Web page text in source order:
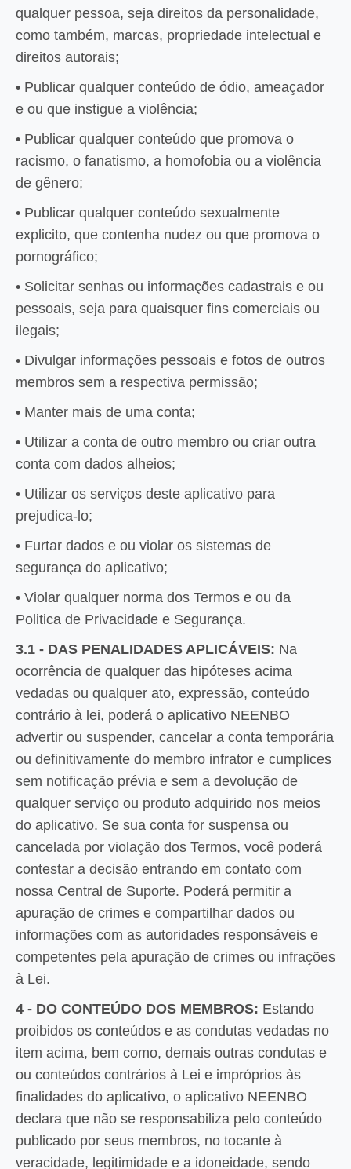
qualquer pessoa, seja direitos da personalidade,
como também, marcas, propriedade intelectual e
direitos autorais;
• Publicar qualquer conteúdo de ódio, ameaçador
e ou que instigue a violência;
• Publicar qualquer conteúdo que promova o
racismo, o fanatismo, a homofobia ou a violência
de gênero;
• Publicar qualquer conteúdo sexualmente
explicito, que contenha nudez ou que promova o
pornográfico;
• Solicitar senhas ou informações cadastrais e ou
pessoais, seja para quaisquer fins comerciais ou
ilegais;
• Divulgar informações pessoais e fotos de outros
membros sem a respectiva permissão;
• Manter mais de uma conta;
• Utilizar a conta de outro membro ou criar outra
conta com dados alheios;
• Utilizar os serviços deste aplicativo para
prejudica-lo;
• Furtar dados e ou violar os sistemas de
segurança do aplicativo;
• Violar qualquer norma dos Termos e ou da
Politica de Privacidade e Segurança.
3.1 - DAS PENALIDADES APLICÁVEIS: Na
ocorrência de qualquer das hipóteses acima
vedadas ou qualquer ato, expressão, conteúdo
contrário à lei, poderá o aplicativo NEENBO
advertir ou suspender, cancelar a conta temporária
ou definitivamente do membro infrator e cumplices
sem notificação prévia e sem a devolução de
qualquer serviço ou produto adquirido nos meios
do aplicativo. Se sua conta for suspensa ou
cancelada por violação dos Termos, você poderá
contestar a decisão entrando em contato com
nossa Central de Suporte. Poderá permitir a
apuração de crimes e compartilhar dados ou
informações com as autoridades responsáveis e
competentes pela apuração de crimes ou infrações
à Lei.
4 - DO CONTEÚDO DOS MEMBROS: Estando
proibidos os conteúdos e as condutas vedadas no
item acima, bem como, demais outras condutas e
ou conteúdos contrários à Lei e impróprios às
finalidades do aplicativo, o aplicativo NEENBO
declara que não se responsabiliza pelo conteúdo
publicado por seus membros, no tocante à
veracidade, legitimidade e a idoneidade, sendo